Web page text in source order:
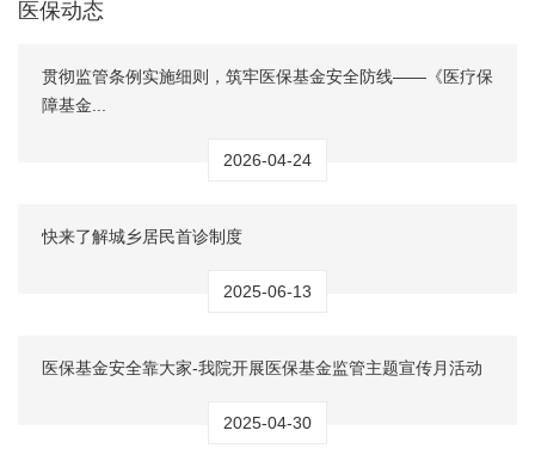
医保动态
贯彻监管条例实施细则，筑牢医保基金安全防线——《医疗保
障基金...
2026-04-24
快来了解城乡居民首诊制度
2025-06-13
医保基金安全靠大家-我院开展医保基金监管主题宣传月活动
2025-04-30